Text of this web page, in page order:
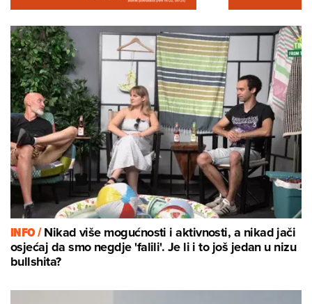
INFO /Nikad više mogućnosti i aktivnosti, a nikad jači
osjećaj da smo negdje 'falili'. Je li i to još jedan u nizu
bullshita?